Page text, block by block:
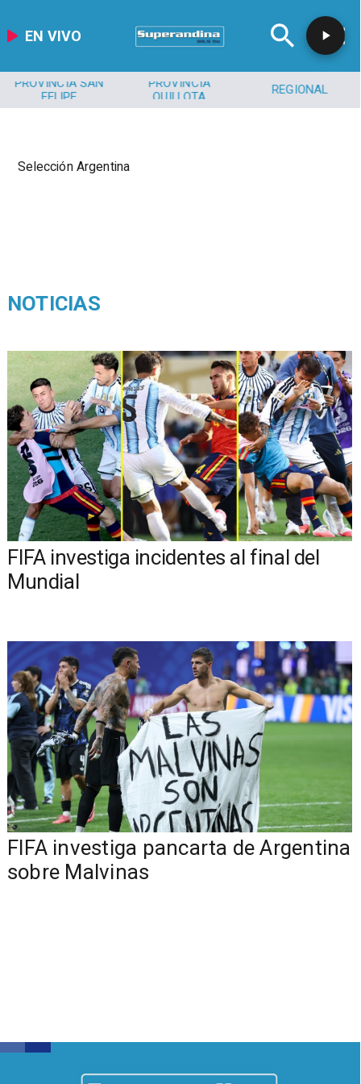
EN VIVO
PROVINCIA SAN
FELIPE
PROVINCIA
QUILLOTA
REGIONAL
Selección Argentina
NOTICIAS
FIFA investiga incidentes al final del
Mundial
FIFA investiga pancarta de Argentina
sobre Malvinas